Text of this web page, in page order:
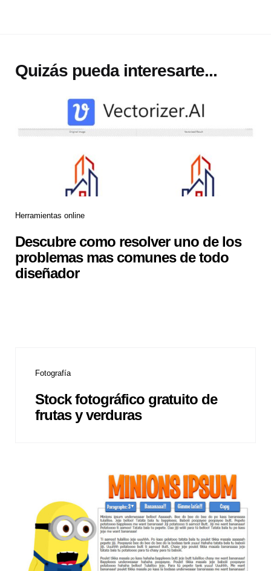
Quizás pueda interesarte...
Herramientas online
Descubre como resolver uno de los
problemas mas comunes de todo
diseñador
Fotografía
Stock fotográfico gratuito de
frutas y verduras